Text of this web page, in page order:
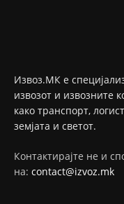
Извоз.МК е
извозот и извозните
како транспорт,
земјата и светот.
Контактирајте не и
на: contact@izvoz.mk